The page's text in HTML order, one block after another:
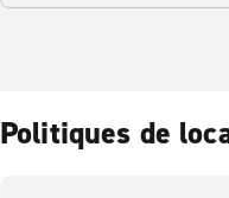
Politiques de